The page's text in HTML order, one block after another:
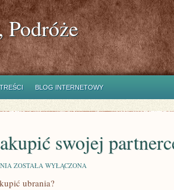
Podróże
BLOG INTERNETOWY
swojej
CO
ZAKUPIĆ
ZOSTAŁA WYŁĄCZONA
ubrania?